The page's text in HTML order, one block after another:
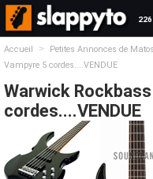
Accueil > Petites Annonces de Matos
Vampyre 5 cordes....VENDUE
Warwick
cordes....VENDUE